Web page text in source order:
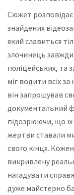
Сюжет розповідає
знайдених
який славиться
злочинець
поліцейських, та
міг водити всіх
він запрошував
документальний
підозрюючи, що
жертви ставали
свого кінця.
викривлену
нагадувати
дуже майстерно